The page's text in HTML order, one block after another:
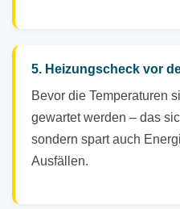
5. Heizungscheck vor
Bevor die Temperaturen
gewartet werden – das
sondern spart auch
Ausfällen.